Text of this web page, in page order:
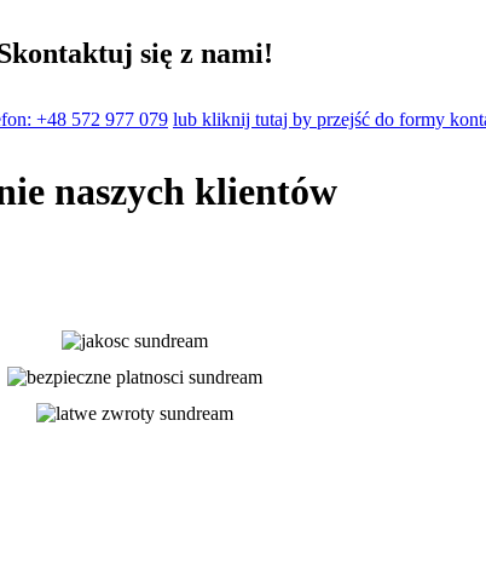
się z nami!
+48 572 977 079 lub kliknij tutaj by przejść do formy
naszych klientów